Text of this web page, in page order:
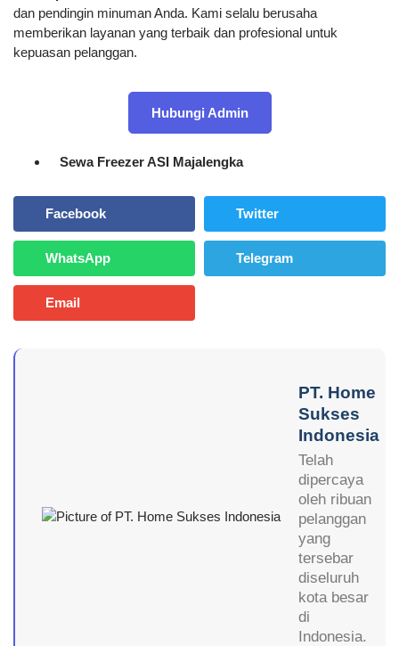
dan pendingin minuman Anda. Kami selalu berusaha
memberikan layanan yang terbaik dan profesional untuk
kepuasan pelanggan.
Hubungi Admin
Sewa Freezer ASI Majalengka
Facebook Twitter
WhatsApp Telegram
Email
PT. Home
Sukses
Indonesia
Telah
dipercaya
oleh ribuan
pelanggan
yang
tersebar
diseluruh
kota besar
di
Indonesia.